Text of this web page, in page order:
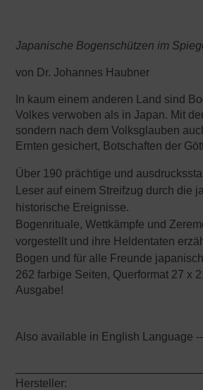
Japanische Bogenschützen im
von Dr. Johannes Haubner
In kaum einem anderen Land sind
Volkes verwoben als in Japan. Mit
sondern nach dem Volksglauben
Ernten gesichert, Botschaften der
Über 190 prächtige und
Leser auf einem Streifzug durch die
historische Ereignisse.
Bogenrituale, Wettkämpfe und
vorgestellt und ihre Heldentaten
Bogen und für alle Freunde
262 farbige Seiten, Querformat 27 x
Ausgabe!
Also available in English Language
Hersteller: